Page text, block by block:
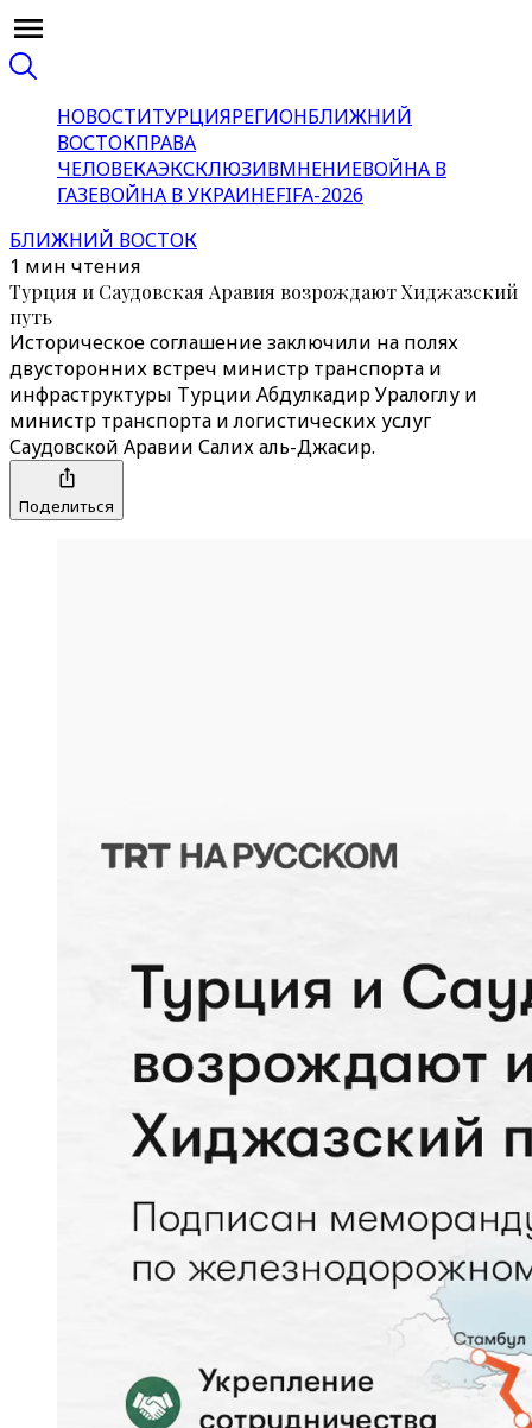
НОВОСТИТУРЦИЯРЕГИОНБЛИЖНИЙ
ВОСТОКПРАВА
ЧЕЛОВЕКАЭКСКЛЮЗИВМНЕНИЕВОЙНА В
ГАЗЕВОЙНА В УКРАИНЕFIFA-2026
БЛИЖНИЙ ВОСТОК
1 мин чтения
Турция и Саудовская Аравия возрождают Хиджазский
путь
Историческое соглашение заключили на полях
двусторонних встреч министр транспорта и
инфраструктуры Турции Абдулкадир Уралоглу и
министр транспорта и логистических услуг
Саудовской Аравии Салих аль-Джасир.
Поделиться